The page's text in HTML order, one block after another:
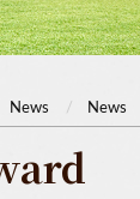
News News